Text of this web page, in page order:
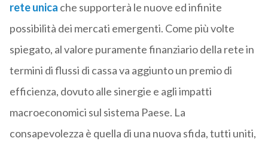
rete unica che supporterà le nuove ed infinite
possibilità dei mercati emergenti. Come più volte
spiegato, al valore puramente finanziario della rete in
termini di flussi di cassa va aggiunto un premio di
efficienza, dovuto alle sinergie e agli impatti
macroeconomici sul sistema Paese. La
consapevolezza è quella di una nuova sfida, tutti uniti,